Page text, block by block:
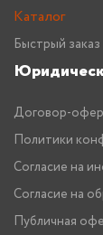
Каталог
Быстрый заказ
Договор-
Политики
Согласие на
Согласие на
Публичная